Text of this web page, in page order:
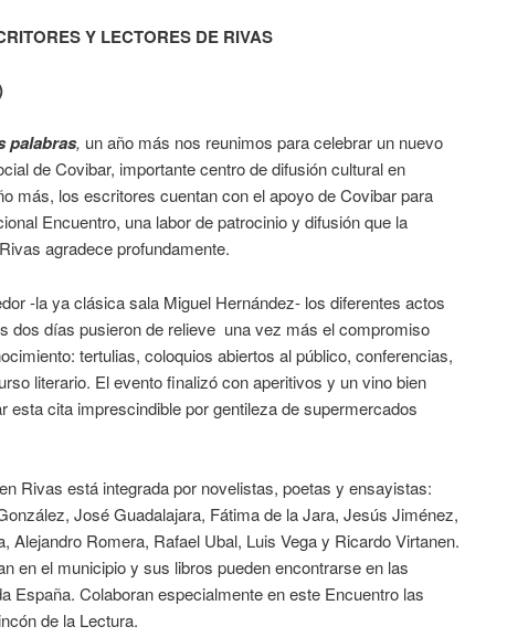
Y LECTORES DE RIVAS
palabras, un año más nos reunimos para celebrar un nuevo
de Covibar, importante centro de difusión cultural en
más, los escritores cuentan con el apoyo de Covibar para
Encuentro, una labor de patrocinio y difusión que la
agradece profundamente.
-la ya clásica sala Miguel Hernández- los diferentes actos
dos días pusieron de relieve una vez más el compromiso
tertulias, coloquios abiertos al público, conferencias,
literario. El evento finalizó con aperitivos y un vino bien
esta cita imprescindible por gentileza de supermercados
Rivas está integrada por novelistas, poetas y ensayistas:
José Guadalajara, Fátima de la Jara, Jesús Jiménez,
Alejandro Romera, Rafael Ubal, Luis Vega y Ricardo Virtanen.
en el municipio y sus libros pueden encontrarse en las
España. Colaboran especialmente en este Encuentro las
de la Lectura.